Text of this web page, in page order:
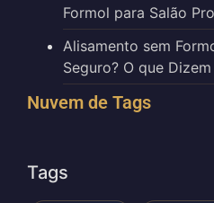
Formol para Salão
Alisamento sem
Seguro? O que
Nuvem de Tags
Tags